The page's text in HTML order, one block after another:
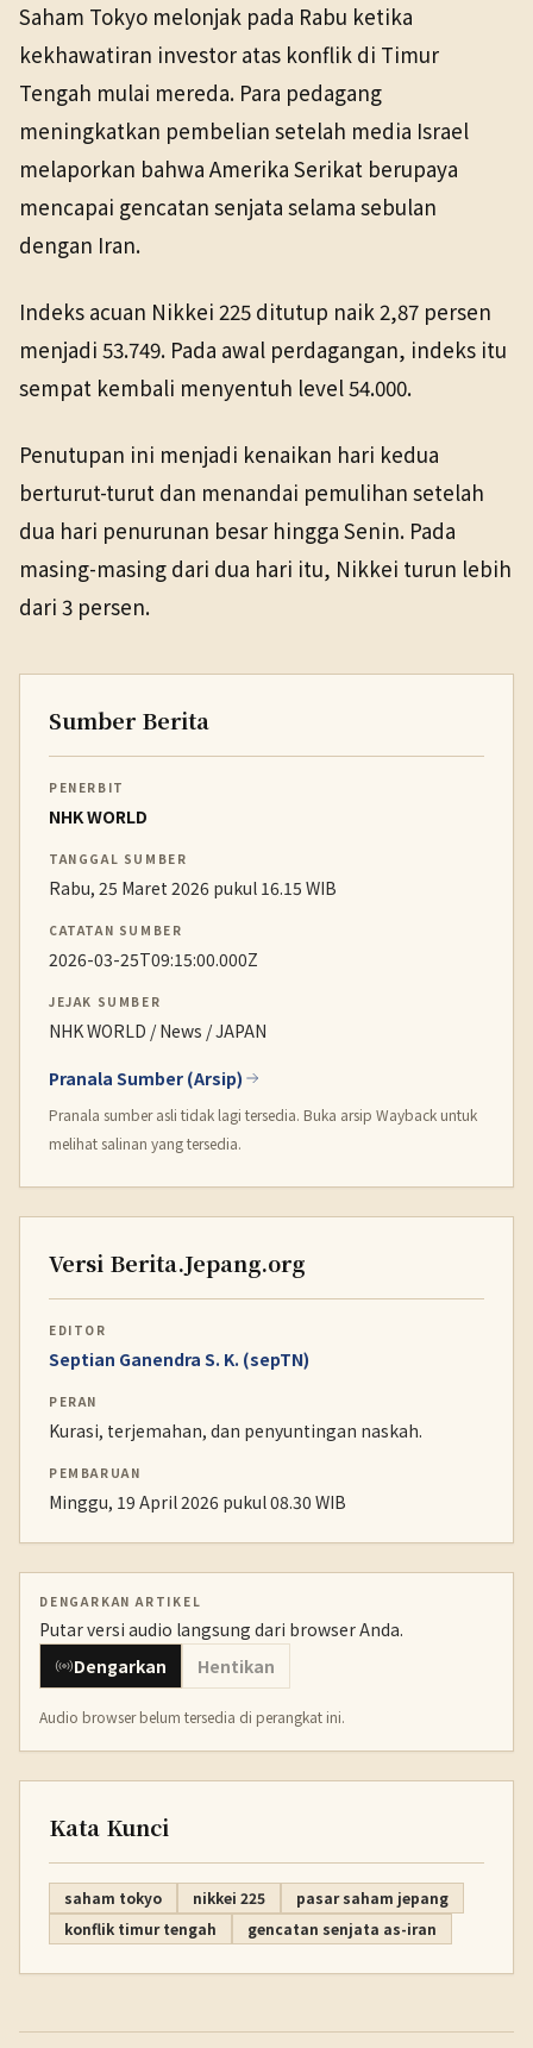
TANGGAL SUMBER
25 Mar 2026
Pranala sumber asli tidak lagi tersedia. Buka arsip
Saham Tokyo melonjak pada Rabu ketika
kekhawatiran investor atas konflik di Timur
Tengah mulai mereda. Para pedagang
meningkatkan pembelian setelah media Israel
melaporkan bahwa Amerika Serikat berupaya
mencapai gencatan senjata selama sebulan
dengan Iran.
Indeks acuan Nikkei 225 ditutup naik 2,87 persen
menjadi 53.749. Pada awal perdagangan, indeks itu
sempat kembali menyentuh level 54.000.
Penutupan ini menjadi kenaikan hari kedua
berturut-turut dan menandai pemulihan setelah
dua hari penurunan besar hingga Senin. Pada
masing-masing dari dua hari itu, Nikkei turun lebih
dari 3 persen.
Sumber Berita
PENERBIT
NHK WORLD
TANGGAL SUMBER
Rabu, 25 Maret 2026 pukul 16.15 WIB
CATATAN SUMBER
2026-03-25T09:15:00.000Z
JEJAK SUMBER
NHK WORLD / News / JAPAN
Pranala Sumber (Arsip)
Pranala sumber asli tidak lagi tersedia. Buka arsip Wayback untuk
melihat salinan yang tersedia.
Versi Berita.Jepang.org
EDITOR
Septian Ganendra S. K. (sepTN)
PERAN
Kurasi, terjemahan, dan penyuntingan naskah.
PEMBARUAN
Minggu, 19 April 2026 pukul 08.30 WIB
DENGARKAN ARTIKEL
Putar versi audio langsung dari browser Anda.
Dengarkan
Hentikan
Audio browser belum tersedia di perangkat ini.
Kata Kunci
saham tokyo nikkei 225
pasar saham jepang
konflik timur tengah
gencatan senjata as-iran